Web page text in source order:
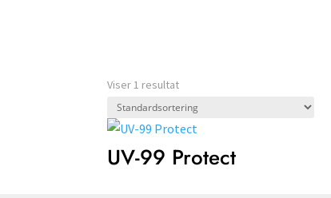
Viser 1 resultat
UV-99 Protect